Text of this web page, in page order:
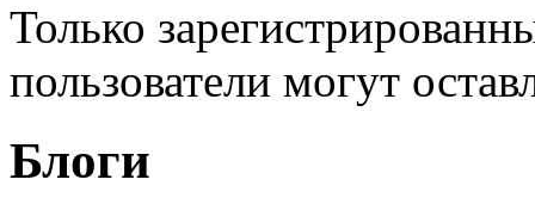
Только
пользователи могут
Блоги